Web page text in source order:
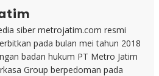
siber metrojatim.com resmi
pada bulan mei tahun 2018
badan hukum PT Metro Jatim
Group berpedoman pada